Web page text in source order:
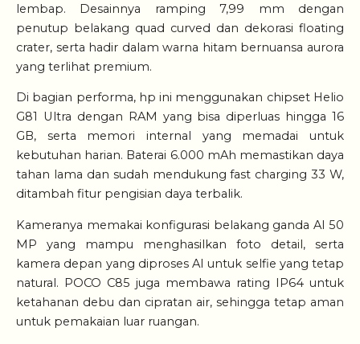
lembap. Desainnya ramping 7,99 mm dengan
penutup belakang quad curved dan dekorasi floating
crater, serta hadir dalam warna hitam bernuansa aurora
yang terlihat premium.
Di bagian performa, hp ini menggunakan chipset Helio
G81 Ultra dengan RAM yang bisa diperluas hingga 16
GB, serta memori internal yang memadai untuk
kebutuhan harian. Baterai 6.000 mAh memastikan daya
tahan lama dan sudah mendukung fast charging 33 W,
ditambah fitur pengisian daya terbalik.
Kameranya memakai konfigurasi belakang ganda AI 50
MP yang mampu menghasilkan foto detail, serta
kamera depan yang diproses AI untuk selfie yang tetap
natural. POCO C85 juga membawa rating IP64 untuk
ketahanan debu dan cipratan air, sehingga tetap aman
untuk pemakaian luar ruangan.